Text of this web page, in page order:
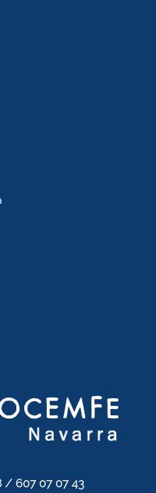
/ 607 07 07 43